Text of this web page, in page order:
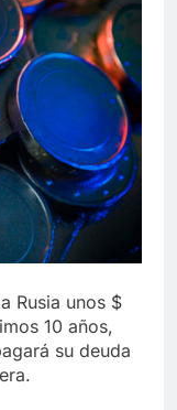
Rusia unos $
10 años,
su deuda